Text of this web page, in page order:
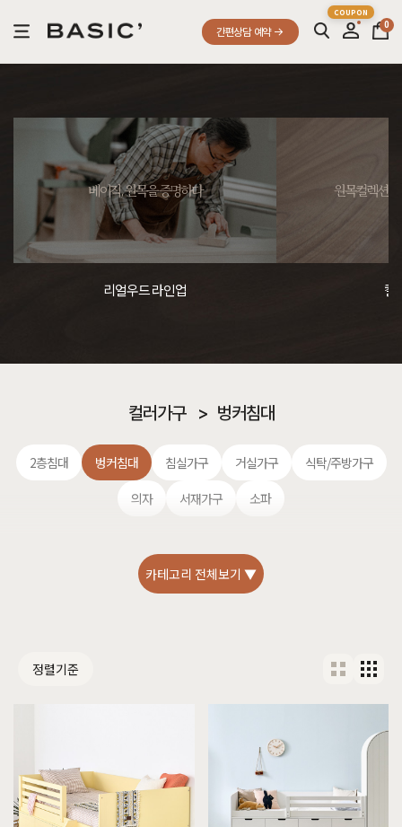
간편상담 예약
0
베이직, 원목을 증명하다
리얼우드 라인업
원목컬렉션,
컬
컬러가구 > 벙커침대
2층침대 벙커침대 침실가구 거실가구
식탁/주방가구
의자
서재가구 소파
카테고리 전체보기 ▼
정렬기준